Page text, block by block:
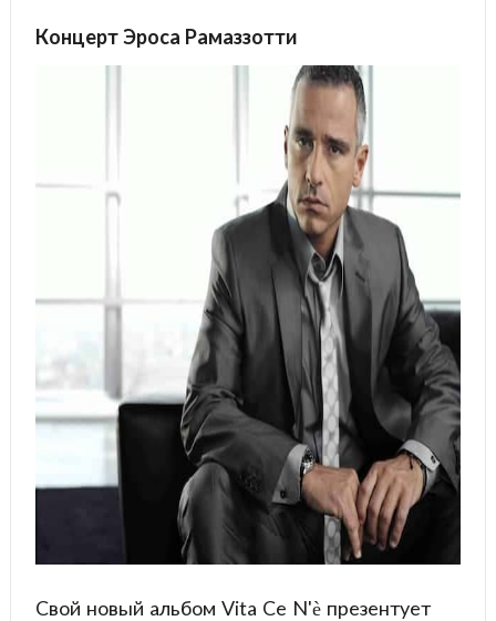
Концерт Эроса Рамаззотти
Свой новый альбом Vita Ce N'è презентует